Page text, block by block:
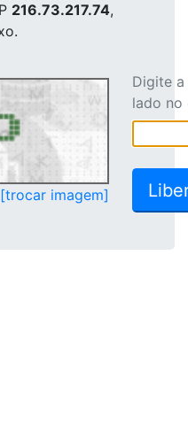
216.73.217.74,
[trocar imagem]
Digite
lado no